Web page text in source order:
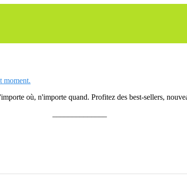
moment.
où, n'importe quand. Profitez des best-sellers,